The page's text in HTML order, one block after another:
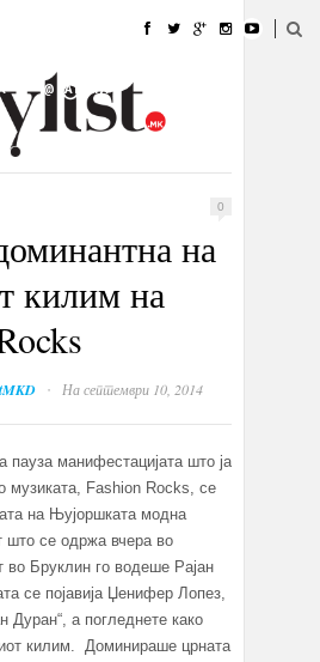
УБАВИНА
@РАБОТА
0
на
килим на
· На септември 10, 2014
пауза манифестацијата што ја
музиката, Fashion Rocks, се
на Њујоршката модна
што се одржа вчера во
во Бруклин го водеше Рајан
се појавија Џенифер Лопез,
Дуран“, а погледнете како
килим. Доминираше црната